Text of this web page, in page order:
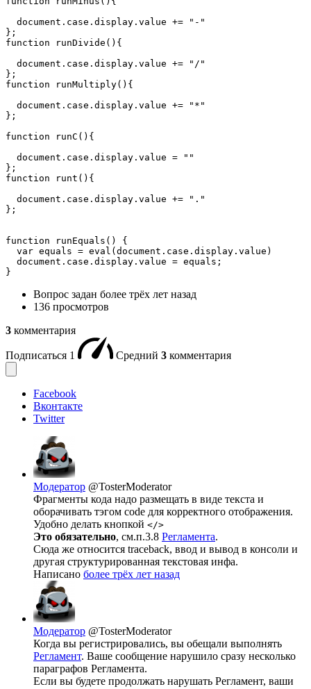
  document.case.display.value += "-"
};
function runDivide(){
  document.case.display.value += "/"
};
function runMultiply(){
  document.case.display.value += "*"
};
function runC(){
  document.case.display.value = ""
};
function runt(){
  document.case.display.value += "."
};
function runEquals() {
  var equals = eval(document.case.display.value)
  document.case.display.value = equals;
}
Вопрос задан более трёх лет назад
136 просмотров
3 комментария
Подписаться 1 Средний 3 комментария
Facebook
Вконтакте
Twitter
Модератор @TosterModerator
Фрагменты кода надо размещать в виде текста и
оборачивать тэгом code для корректного отображения.
Удобно делать кнопкой </>
Это обязательно, см.п.3.8 Регламента.
Сюда же относится traceback, ввод и вывод в консоли и
другая структурированная текстовая инфа.
Написано более трёх лет назад
Модератор @TosterModerator
Когда вы регистрировались, вы обещали выполнять
Регламент. Ваше сообщение нарушило сразу несколько
параграфов Регламента.
Если вы будете продолжать нарушать Регламент, ваши